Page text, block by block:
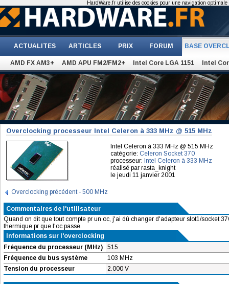
ACTUALITES ARTICLES PRIX FORUM BASE
AMD FX AM3+ AMD APU FM2/FM2+ Intel Core LGA 1151 Intel
Overclocking processeur Intel Celeron à 333 MHz @ 515 MHz
Intel Celeron à 333 MHz @ 515 MHz
catégorie: Celeron Socket 370
processeur: Intel Celeron à 333 MHz
réalisé par rasta_knight
le jeudi 11 janvier 2001
Overclocking précédent - 500 MHz
Commentaires de l'utilisateur
Quand on dit que tout compte pr un oc, j'ai dû changer d'adapteur slot1/socket
thermique pr que l'oc passe.
Informations sur l'overclocking
Fréquence du processeur (MHz)
515
Fréquence du bus système
103 MHz
Tension du processeur
2.000 V
HardWare.fr utilise des cookies pour une navigation